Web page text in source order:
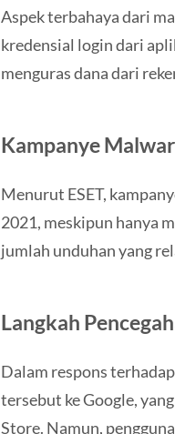
Aspek terbahaya dari
kredensial login dari
menguras dana dari
Kampanye
Menurut ESET,
2021, meskipun hanya
jumlah unduhan yang
Langkah
Dalam respons
tersebut ke Google,
Store. Namun,